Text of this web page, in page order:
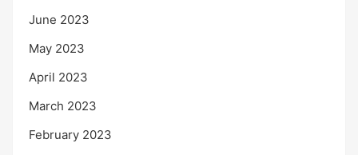
June 2023
May 2023
April 2023
March 2023
February 2023